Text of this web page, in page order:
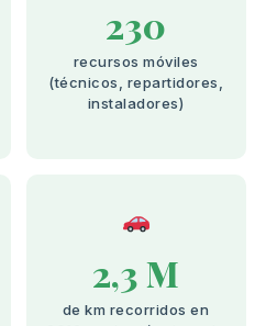
230
recursos móviles
(técnicos, repartidores,
instaladores)
2,3 M
de km recorridos en